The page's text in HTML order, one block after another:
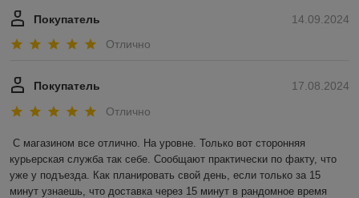
14.09.2024
Покупатель
Отлично
17.08.2024
Покупатель
Отлично
С магазином все отлично. На уровне. Только вот сторонняя
курьерская служба так себе. Сообщают практически по факту, что
уже у подъезда. Как планировать свой день, если только за 15
минут узнаешь, что доставка через 15 минут в рандомное время